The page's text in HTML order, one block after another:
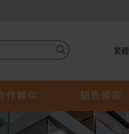
繁體
作夥伴 銷售條款